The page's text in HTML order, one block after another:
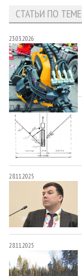
СТАТЬИ ПО ТЕМЕ
23.03.2026
23.03.2026
28.11.2025
28.11.2025